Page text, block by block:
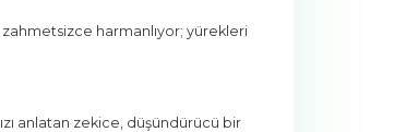
harmanlıyor; yürekleri
anlatan zekice, düşündürücü bir